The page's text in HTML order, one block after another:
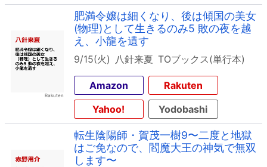
肥満令嬢は細くなり、後は傾国の美女
(物理)として生きるのみ5 敗の夜を越
え、小龍を遺す
9/15(火) 八針来夏 TOブックス(単行本)
Amazon
Rakuten
Yahoo!
Yodobashi
転生陰陽師・賀茂一樹9〜二度と地獄
はご免なので、閻魔大王の神気で無双
します〜